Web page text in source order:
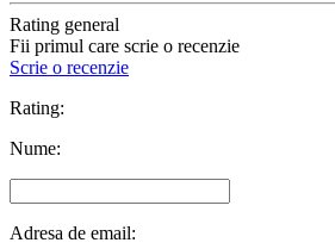
Rating general
Fii primul care scrie o recenzie
Scrie o recenzie
Rating:
Nume:
Adresa de email: